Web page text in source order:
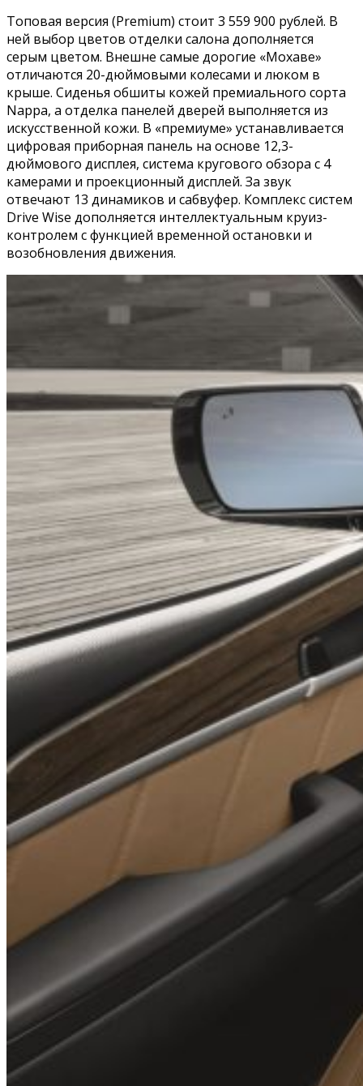
Топовая версия (Premium) стоит 3 559 900 рублей. В
ней выбор цветов отделки салона дополняется
серым цветом. Внешне самые дорогие «Мохаве»
отличаются 20-дюймовыми колесами и люком в
крыше. Сиденья обшиты кожей премиального сорта
Nappa, а отделка панелей дверей выполняется из
искусственной кожи. В «премиуме» устанавливается
цифровая приборная панель на основе 12,3-
дюймового дисплея, система кругового обзора с 4
камерами и проекционный дисплей. За звук
отвечают 13 динамиков и сабвуфер. Комплекс систем
Drive Wise дополняется интеллектуальным круиз-
контролем с функцией временной остановки и
возобновления движения.